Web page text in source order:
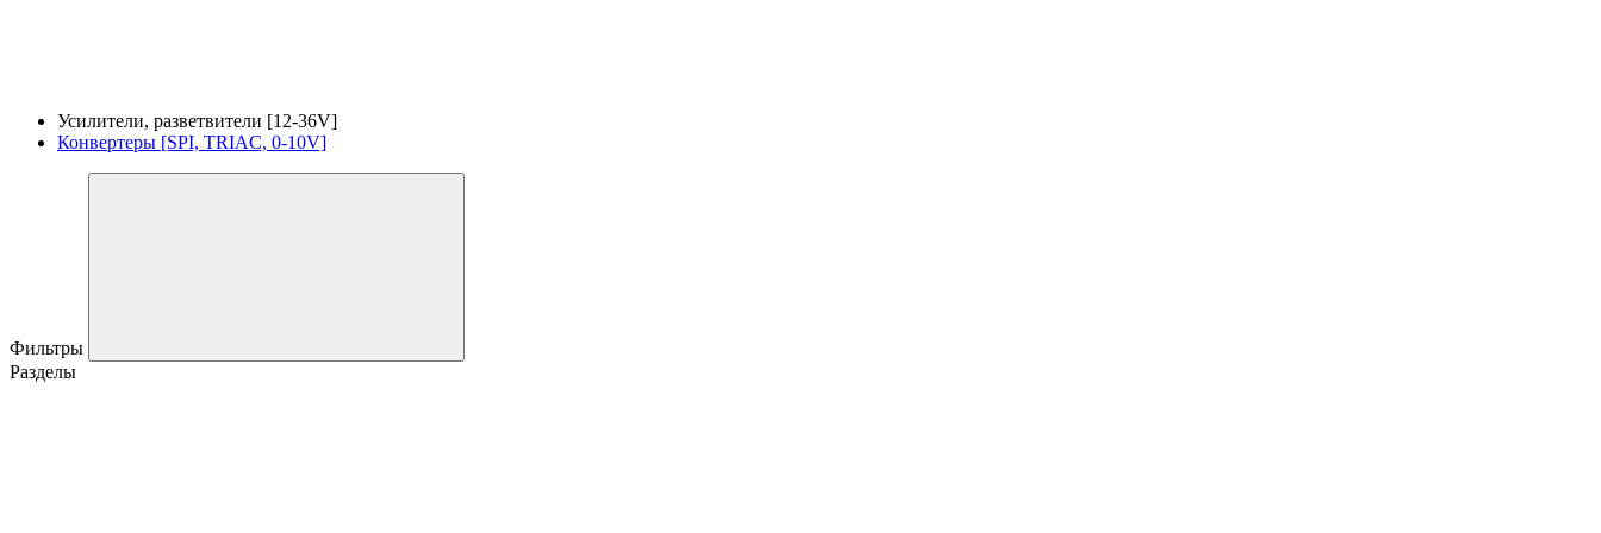
Усилители, разветвители [12-36V]
Конвертеры [SPI, TRIAC, 0-10V]
Фильтры
Разделы